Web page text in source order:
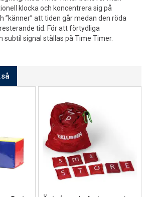
klocka och koncentrera sig på
”känner” att tiden går medan den röda
tid. För att förtydliga
subtil signal ställas på Time Timer.